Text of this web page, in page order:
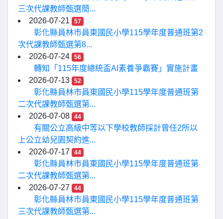
三次代課教師甄選簡...
2026-07-21
57
彰化縣員林市員東國民小學115學年度普通班第2
次代課教師甄選第8...
2026-07-24
56
轉知「115年度總統盃AI素養爭霸賽」實施計畫
2026-07-13
52
彰化縣員林市員東國民小學115學年度普通班第
二次代課教師甄選第...
2026-07-08
44
有關公立高級中等以下學校教師採計曾任2所以
上公立幼兒園契約進...
2026-07-17
44
彰化縣員林市員東國民小學115學年度普通班第
二次代課教師甄選第...
2026-07-27
44
彰化縣員林市員東國民小學115學年度普通班第
三次代課教師甄選第...